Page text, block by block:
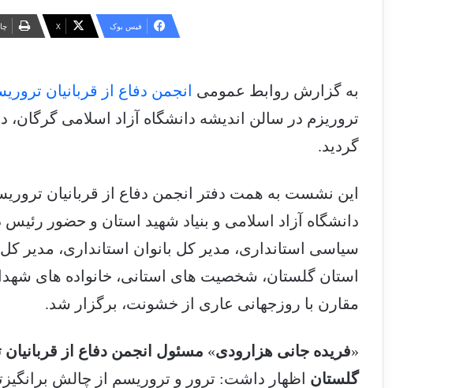
فیس بوک X
به گزارش روابط عمومی انجمن دفاع از قربانیان
گردید.
این نشست به همت دفتر انجمن دفاع از قربانیان
دانشگاه آزاد اسلامی و بنیاد شهید استان و حضور رئیس
سیاسی استانداری، مدیر کل بانوان استانداری، مدیر کل
استان گلستان، شخصیت های استانی، خانواده های شهدا
مقارن با روزجهانی عاری از خشونت، برگزار شد.
«فریده جانی هزارودی» مسئول انجمن دفاع از
گلستان اظهار داشت: ترور و تروریسم از چالش